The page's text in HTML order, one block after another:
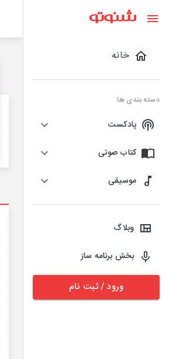
خانه
دسته بندی ها
پادکست
کتاب صوتی
موسیقی
وبلاگ
بخش برنامه ساز
ورود / ثبت نام